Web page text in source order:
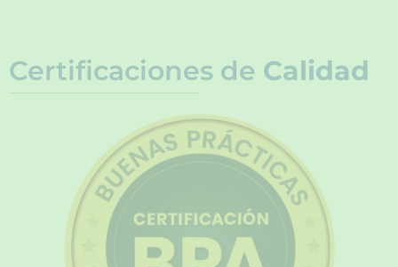
Certificaciones de Calidad